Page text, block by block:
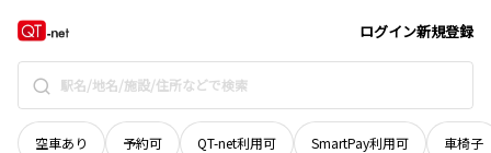
ログイン新規登録
空車あり 予約可 QT-net利用可 SmartPay利用可 車椅子
福井県